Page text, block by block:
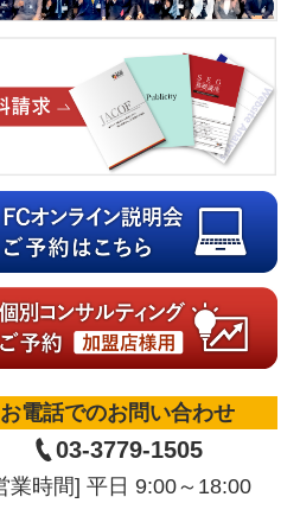
お電話でのお問い合わせ
03-3779-1505